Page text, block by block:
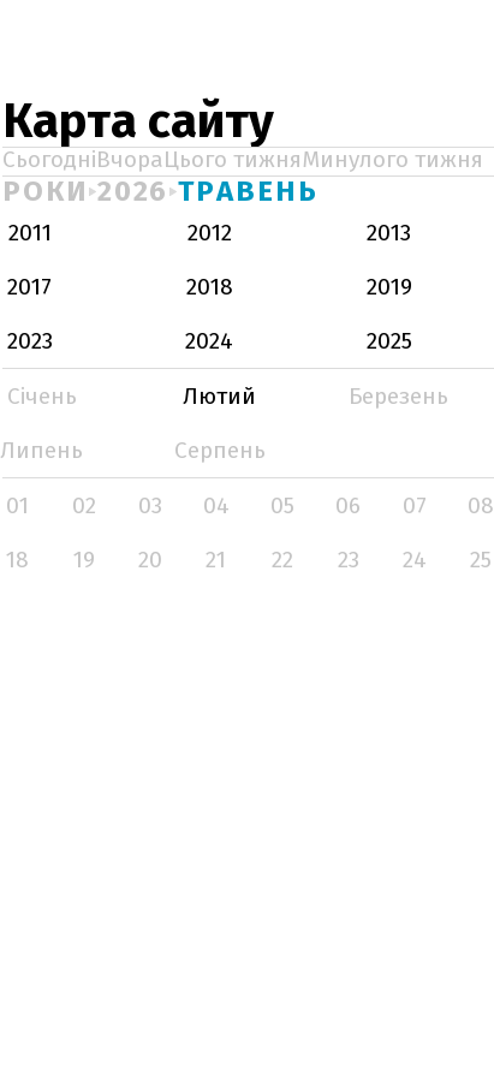
Карта сайту
СьогодніВчораЦього тижняМинулого тижня
РОКИ 2026 ТРАВЕНЬ
2011 2012 2013
2017
2018 2019
2023
2024 2025
Січень
Лютий Березень
Липень
Серпень
01
02 03 04 05 06 07 08
18
19 20 21 22 23 24 25